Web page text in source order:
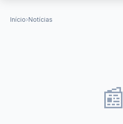
Início›Notícias
📰